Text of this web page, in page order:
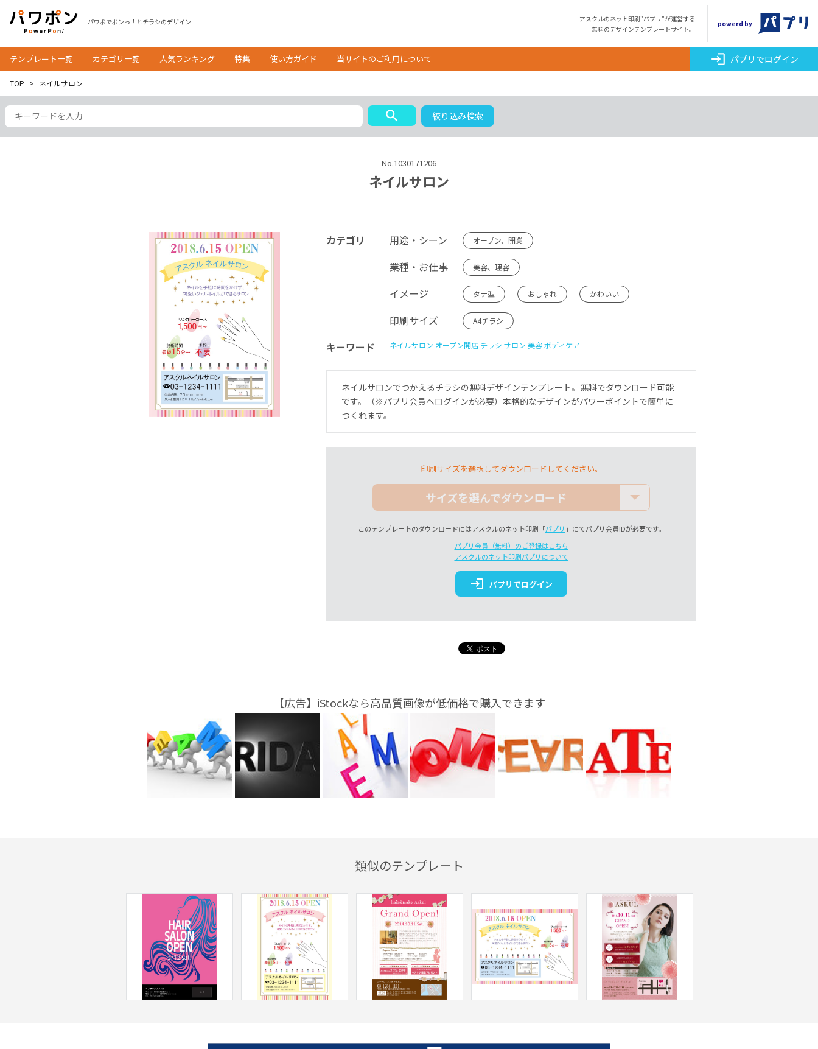
パワポでポンっ！とチラシのデザイン
アスクルのネット印刷"パプリ"が運営する
無料のデザインテンプレートサイト。
powerd by
テンプレート一覧 カテゴリ一覧 人気ランキング 特集 使い方ガイド 当サイトのご利用について login パプリでログイン
TOP ネイルサロン
search 絞り込み検索
No.1030171206
ネイルサロン
カテゴリ 用途・シーン オープン、開業
業種・お仕事 美容、理容
イメージ タテ型 おしゃれ かわいい
印刷サイズ A4チラシ
キーワード ネイルサロン オープン開店 チラシ サロン 美容ボディケア
ネイルサロンでつかえるチラシの無料デザインテンプレート。無料でダウンロード可能
です。（※パプリ会員へログインが必要）本格的なデザインがパワーポイントで簡単に
つくれます。
印刷サイズを選択してダウンロードしてください。
サイズを選んでダウンロード
このテンプレートのダウンロードにはアスクルのネット印刷「パプリ 」にてパプリ会員IDが必要です。
パプリ会員（無料）のご登録はこちら
アスクルのネット印刷パプリについて
login パプリでログイン
【広告】iStockなら高品質画像が低価格で購入できます
類似のテンプレート